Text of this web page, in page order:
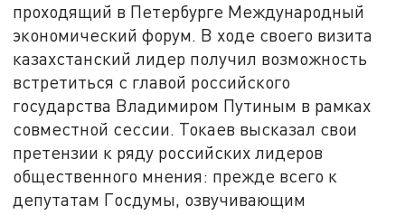
проходящий в Петербурге Международный
экономический форум. В ходе своего визита
казахстанский лидер получил возможность
встретиться с главой российского
государства Владимиром Путиным в рамках
совместной сессии. Токаев высказал свои
претензии к ряду российских лидеров
общественного мнения: прежде всего к
депутатам Госдумы, озвучивающим